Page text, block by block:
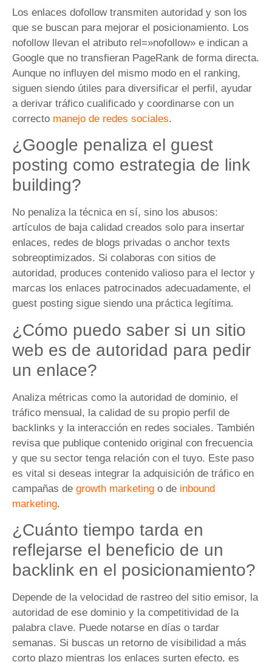
Los enlaces dofollow transmiten autoridad y son los
que se buscan para mejorar el posicionamiento. Los
nofollow llevan el atributo rel=»nofollow» e indican a
Google que no transfieran PageRank de forma directa.
Aunque no influyen del mismo modo en el ranking,
siguen siendo útiles para diversificar el perfil, ayudar
a derivar tráfico cualificado y coordinarse con un
correcto manejo de redes sociales.
¿Google penaliza el guest
posting como estrategia de link
building?
No penaliza la técnica en sí, sino los abusos:
artículos de baja calidad creados solo para insertar
enlaces, redes de blogs privadas o anchor texts
sobreoptimizados. Si colaboras con sitios de
autoridad, produces contenido valioso para el lector y
marcas los enlaces patrocinados adecuadamente, el
guest posting sigue siendo una práctica legítima.
¿Cómo puedo saber si un sitio
web es de autoridad para pedir
un enlace?
Analiza métricas como la autoridad de dominio, el
tráfico mensual, la calidad de su propio perfil de
backlinks y la interacción en redes sociales. También
revisa que publique contenido original con frecuencia
y que su sector tenga relación con el tuyo. Este paso
es vital si deseas integrar la adquisición de tráfico en
campañas de growth marketing o de inbound
marketing.
¿Cuánto tiempo tarda en
reflejarse el beneficio de un
backlink en el posicionamiento?
Depende de la velocidad de rastreo del sitio emisor, la
autoridad de ese dominio y la competitividad de la
palabra clave. Puede notarse en días o tardar
semanas. Si buscas un retorno de visibilidad a más
corto plazo mientras los enlaces surten efecto, es